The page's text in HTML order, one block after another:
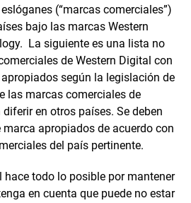
(“marcas comerciales”)
bajo las marcas Western
La siguiente es una lista no
de Western Digital con
según la legislación de
las marcas comerciales de
en otros países. Se deben
apropiados de acuerdo con
del país pertinente.
hace todo lo posible por mantener
en cuenta que puede no estar